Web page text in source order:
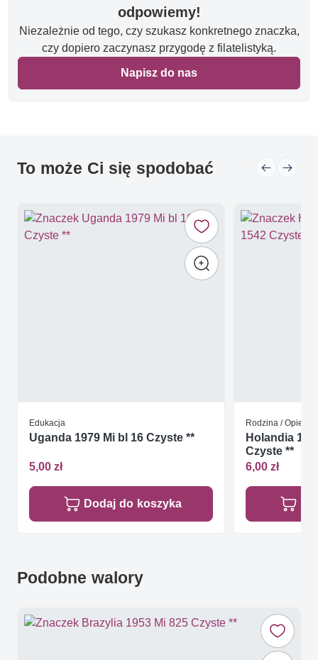
odpowiemy!
Niezależnie od tego, czy szukasz konkretnego znaczka,
czy dopiero zaczynasz przygodę z filatelistyką.
Napisz do nas
To może Ci się spodobać
Edukacja
Uganda 1979 Mi bl 16 Czyste **
5,00 zł
Dodaj do koszyka
Rodzina / Opieka
Holandia
Czyste **
6,00 zł
Podobne walory